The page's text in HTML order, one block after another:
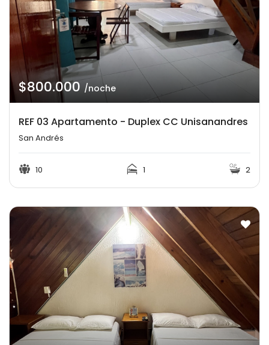
$800.000/noche
REF 03 Apartamento - Duplex CC Unisanandres
San Andrés
10 1 2